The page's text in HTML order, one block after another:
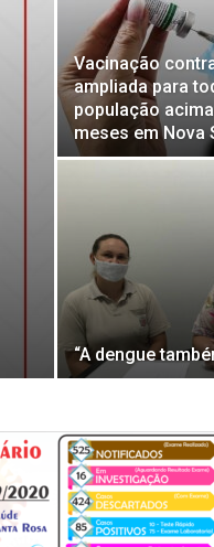
Vacinação
ampliada para
população
meses em Nova
“A dengue